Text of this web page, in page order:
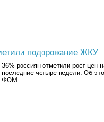
подорожание ЖКУ
36% россиян отметили рост цен
последние четыре недели. Об
ФОМ.